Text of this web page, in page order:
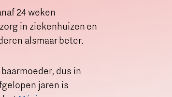
24 weken
in ziekenhuizen en
alsmaar beter.
dus in
jaren is